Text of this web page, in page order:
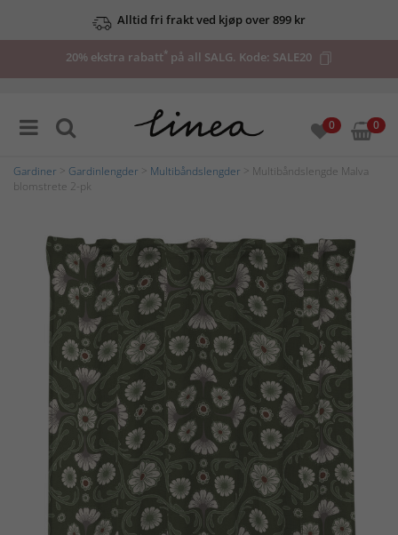
Alltid fri frakt ved kjøp over 899 kr
20% ekstra rabatt* på all SALG. Kode: SALE20
0 0
Gardiner Gardinlengder Multibåndslengder > Multibåndslengde Malva
blomstrete 2-pk